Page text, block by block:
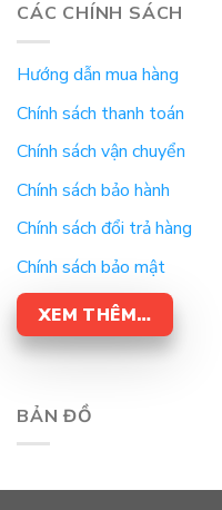
CÁC CHÍNH SÁCH
Hướng dẫn mua hàng
Chính sách thanh toán
Chính sách vận chuyển
Chính sách bảo hành
Chính sách đổi trả hàng
Chính sách bảo mật
XEM THÊM…
BẢN ĐỒ